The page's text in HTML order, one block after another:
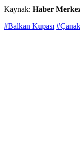
Kaynak: Haber
#Balkan Kupası